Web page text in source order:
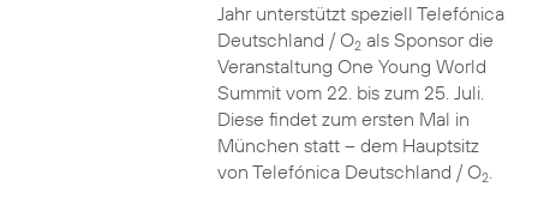
Jahr unterstützt speziell Telefónica
Deutschland / O2als Sponsor die
Veranstaltung One Young World
Summit vom 22. bis zum 25. Juli.
Diese findet zum ersten Mal in
München statt – dem Hauptsitz
von Telefónica Deutschland / O2.